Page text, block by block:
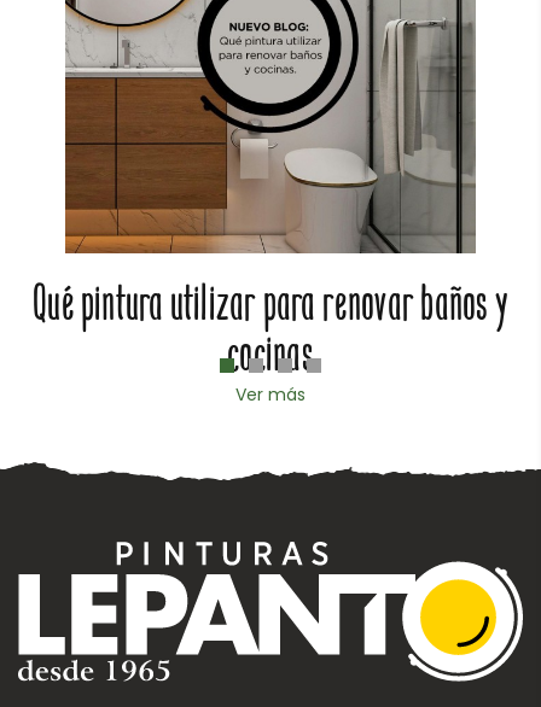
Qué pintura utilizar para renovar baños y
cocinas
Ver más